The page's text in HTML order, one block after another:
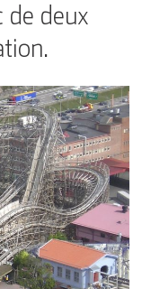
de deux